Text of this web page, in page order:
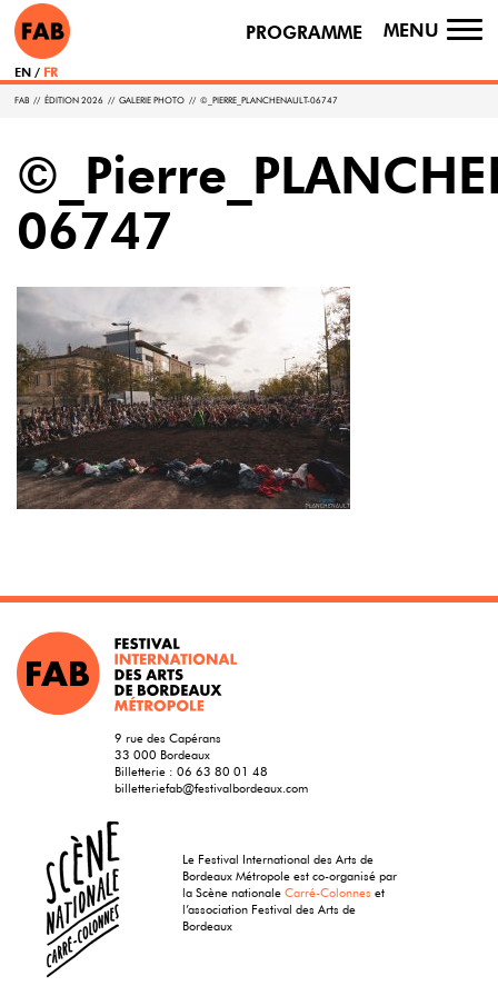
PROGRAMME MENU
EN FR
FAB // ÉDITION 2026 // GALERIE PHOTO // ©_PIERRE_PLANCHENAULT-06747
06747
9 rue des Capérans
33 000 Bordeaux
Billetterie : 06 63 80 01 48
billetteriefab@festivalbordeaux.com
Le Festival International des Arts de
Bordeaux Métropole est co-organisé par
la Scène nationaleCarré-Colonnes et
l’association Festival des Arts de
Bordeaux